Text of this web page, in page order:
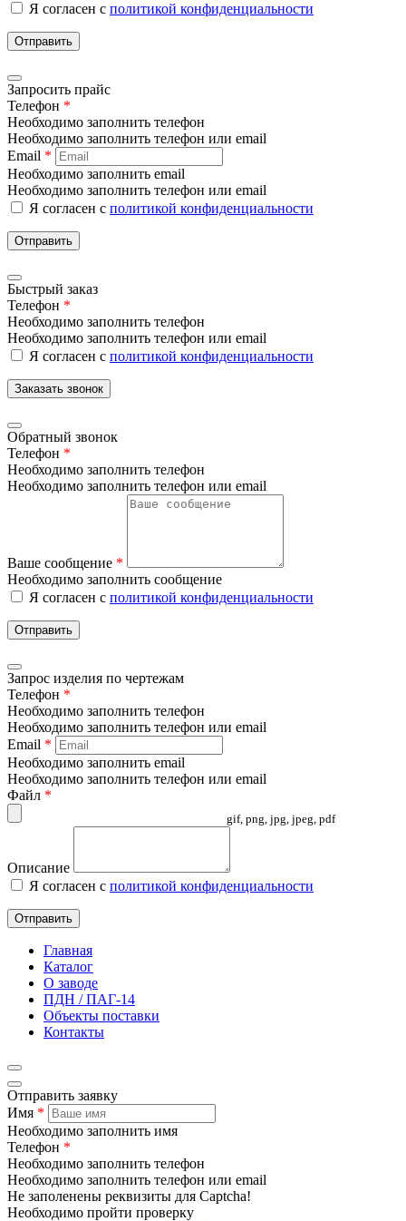
Я согласен с политикой конфиденциальности
Отправить
Запросить прайс
Телефон *
Необходимо заполнить телефон
Необходимо заполнить телефон или email
Email *
Необходимо заполнить email
Необходимо заполнить телефон или email
Я согласен с политикой конфиденциальности
Отправить
Быстрый заказ
Телефон *
Необходимо заполнить телефон
Необходимо заполнить телефон или email
Я согласен с политикой конфиденциальности
Заказать звонок
Обратный звонок
Телефон *
Необходимо заполнить телефон
Необходимо заполнить телефон или email
Ваше сообщение *
Необходимо заполнить сообщение
Я согласен с политикой конфиденциальности
Отправить
Запрос изделия по чертежам
Телефон *
Необходимо заполнить телефон
Необходимо заполнить телефон или email
Email *
Необходимо заполнить email
Необходимо заполнить телефон или email
Файл *
gif, png, jpg, jpeg, pdf
Описание
Я согласен с политикой конфиденциальности
Отправить
Главная
Каталог
О заводе
ПДН / ПАГ-14
Объекты поставки
Контакты
Отправить заявку
Имя *
Необходимо заполнить имя
Телефон *
Необходимо заполнить телефон
Необходимо заполнить телефон или email
Не заполенены реквизиты для Captcha!
Необходимо пройти проверку